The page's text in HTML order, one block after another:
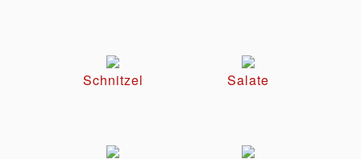
Schnitzel Salate